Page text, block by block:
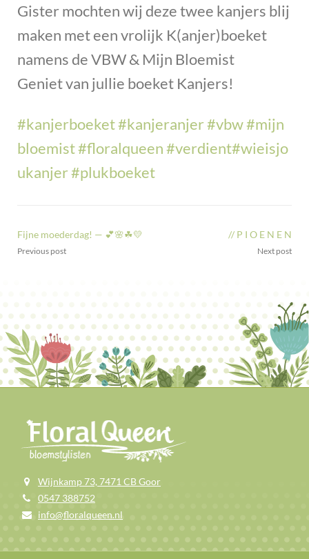
Gister mochten wij deze twee kanjers blij
maken met een vrolijk K(anjer)boeket
namens de VBW & Mijn Bloemist
Geniet van jullie boeket Kanjers!
#kanjerboeket#kanjeranjer#vbw#mijn
bloemist#floralqueen#verdient#wieisjo
ukanjer#plukboeket
Fijne moederdag! — 💕🌸☘💛
Previous post
// P I O E N E N
Next post
Wijnkamp 73, 7471 CB Goor
0547 388752
info@floralqueen.nl